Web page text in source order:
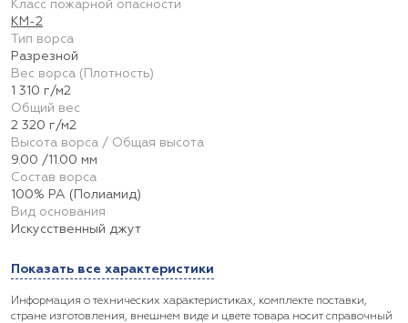
Класс пожарной опасности
КМ-2
Тип ворса
Разрезной
Вес ворса (Плотность)
1 310 г/м2
Общий вес
2 320 г/м2
Высота ворса / Общая высота
9.00 /11.00 мм
Состав ворса
100% PA (Полиамид)
Вид основания
Искусственный джут
Показать все характеристики
Информация о технических характеристиках, комплекте поставки,
стране изготовления, внешнем виде и цвете товара носит справочный